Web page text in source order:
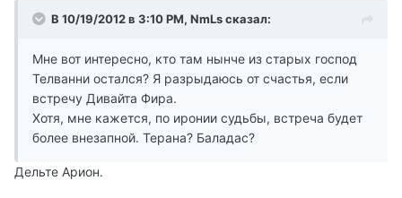
В 10/19/2012 в 3:10 PM, NmLs сказал:
Мне вот интересно, кто там нынче из старых господ
Телванни остался? Я разрыдаюсь от счастья, если
встречу Дивайта Фира.
Хотя, мне кажется, по иронии судьбы, встреча будет
более внезапной. Терана? Баладас?
Дельте Арион.